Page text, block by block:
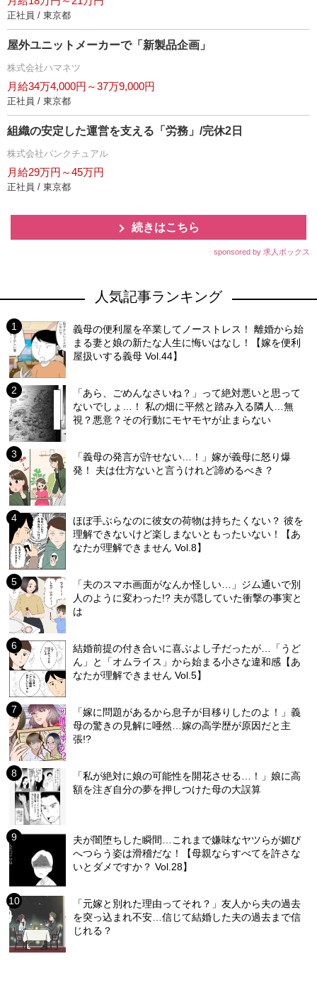
正社員 / 東京都
屋外ユニットメーカーで「新製品企画」
株式会社ハマネツ
月給34万4,000円～37万9,000円
正社員 / 東京都
組織の安定した運営を支える「労務」/完休2日
株式会社パンクチュアル
月給29万円～45万円
正社員 / 東京都
続きはこちら
sponsored by 求人ボックス
人気記事ランキング
義母の便利屋を卒業してノーストレス！ 離婚から始
まる妻と娘の新たな人生に悔いはなし！【嫁を便利
屋扱いする義母 Vol.44】
「あら、ごめんなさいね？」って絶対悪いと思って
ないでしょ…！ 私の畑に平然と踏み入る隣人…無
視？悪意？その行動にモヤモヤが止まらない
「義母の発言が許せない…！」嫁が義母に怒り爆
発！ 夫は仕方ないと言うけれど諦めるべき？
ほぼ手ぶらなのに彼女の荷物は持ちたくない？ 彼を
理解できないけど楽しまないともったいない！【あ
なたが理解できません Vol.8】
「夫のスマホ画面がなんか怪しい…」ジム通いで別
人のように変わった!? 夫が隠していた衝撃の事実と
は
結婚前提の付き合いに喜ぶよし子だったが…「うど
ん」と「オムライス」から始まる小さな違和感【あ
なたが理解できません Vol.5】
「嫁に問題があるから息子が目移りしたのよ！」義
母の驚きの見解に唖然…嫁の高学歴が原因だと主
張!?
「私が絶対に娘の可能性を開花させる…！」娘に高
額を注ぎ自分の夢を押しつけた母の大誤算
夫が闇堕ちした瞬間…これまで嫌味なヤツらが媚び
へつらう姿は滑稽だな！【母親ならすべてを許さな
いとダメですか？ Vol.28】
「元嫁と別れた理由ってそれ？」友人から夫の過去
を突っ込まれ不安…信じて結婚した夫の過去まで信
じれる？